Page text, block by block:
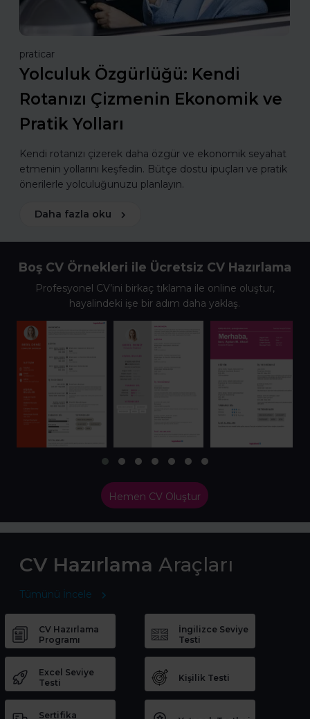
praticar
Yolculuk Özgürlüğü: Kendi
Rotanızı Çizmenin Ekonomik ve
Pratik Yolları
Kendi rotanızı çizerek daha özgür ve ekonomik seyahat
etmenin yollarını keşfedin. Bütçe dostu ipuçları ve pratik
önerilerle yolculuğunuzu planlayın.
Daha fazla oku
Boş CV Örnekleri ile Ücretsiz CV Hazırlama
Profesyonel CV’ini birkaç tıklama ile online oluştur,
hayalindeki işe bir adım daha yaklaş.
Hemen CV Oluştur
CV Hazırlama Araçları
Tümünü İncele
CV Hazırlama
Programı
İngilizce Seviye
Testi
Excel Seviye
Testi
Kişilik Testi
Sertifika